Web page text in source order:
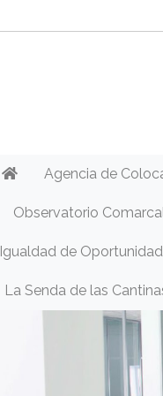
Agencia de
Observatorio
Igualdad de
La Senda de las